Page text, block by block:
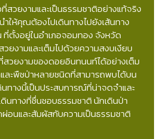
วยงามและเป็นธรรมชาติอย่างแท้จริง
ให้คุณต้องไปเดินทางไปยังเส้นทาง
ที่ตั้งอยู่ในอำเภอจอมทอง จังหวัด
วยงามและเต็มไปด้วยความสงบเงียบ
สวยงามของดอยอินทนนท์ได้อย่างเต็ม
ะพืชป่าหลายชนิดที่สามารถพบได้บน
นทางนี้เป็นประสบการณ์ที่น่าจดจำและ
นทางที่ชื่นชอบธรรมชาติ นักเดินป่า
อนและสัมผัสกับความเป็นธรรมชาติ